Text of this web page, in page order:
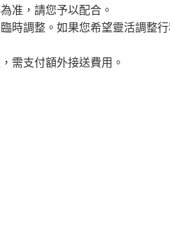
准，請您予以配合。
時調整。如果您希望靈活調整
需支付額外接送費用。